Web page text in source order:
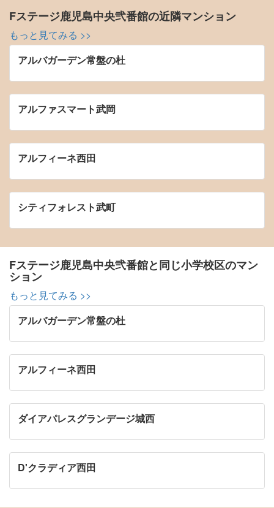
Fステージ鹿児島中央弐番館の近隣マンション
もっと見てみる >>
アルバガーデン常盤の杜
アルファスマート武岡
アルフィーネ西田
シティフォレスト武町
Fステージ鹿児島中央弐番館と同じ小学校区のマン
ション
もっと見てみる >>
アルバガーデン常盤の杜
アルフィーネ西田
ダイアパレスグランデージ城西
D'クラディア西田